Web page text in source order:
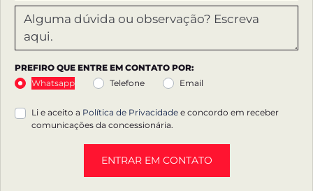
PREFIRO QUE ENTRE EM CONTATO POR:
Whatsapp
Telefone Email
Li e aceito a Política de Privacidade e concordo em receber
comunicações da concessionária.
ENTRAR EM CONTATO